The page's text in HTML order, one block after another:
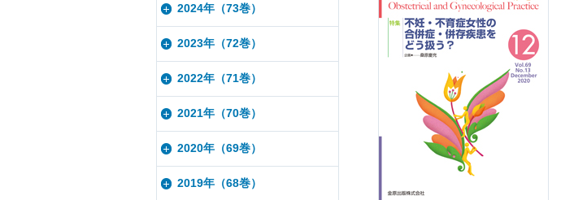
2024年（73巻）
2023年（72巻）
2022年（71巻）
2021年（70巻）
2020年（69巻）
2019年（68巻）